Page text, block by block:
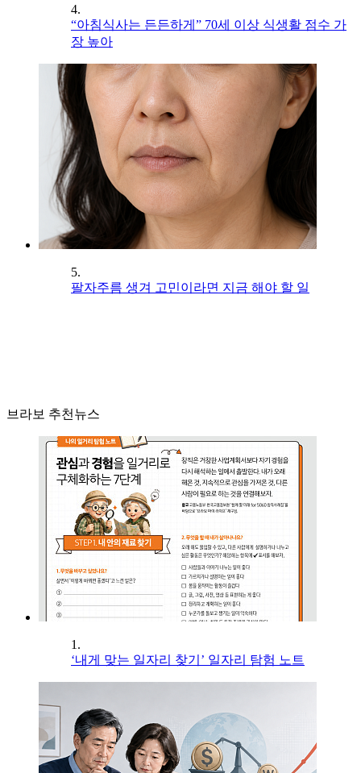
4.
“아침식사는 든든하게” 70세 이상 식생활 점수 가
장 높아
5.
팔자주름 생겨 고민이라면 지금 해야 할 일
브라보 추천뉴스
1.
‘내게 맞는 일자리 찾기’ 일자리 탐험 노트